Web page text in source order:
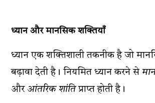
ध्यान और मानसिक शक्तियाँ
ध्यान एक शक्तिशाली तकनीक है जो
बढ़ावा देती है। नियमित ध्यान करने से
और आंतरिक शांतिप्राप्त होती है।